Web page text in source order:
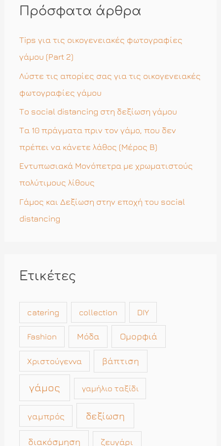
ή
η
σ
η
γ
Πρόσφατα άρθρα
Tips για τις οικογενειακές φωτογραφίες
γάμου (Part 2)
Λύστε τις απορίες σας για τις οικογενειακές
φωτογραφίες γάμου
Το social distancing στη δεξίωση γάμου
Τα 10 πράγματα πριν τον γάμο, που δεν
πρέπει να κάνετε λάθος (Μέρος Β)
Εντυπωσιακά Μονόπετρα με χρωματιστούς
πολύτιμους λίθους
Γάμος και Δεξίωση στην εποχή του social
distancing
Ετικέτες
catering collection DIY
Fashion Μόδα Ομορφιά
Χριστούγεννα βάπτιση
γάμος γαμήλιο ταξίδι
γαμπρός δεξίωση
διακόσμηση ζευγάρι